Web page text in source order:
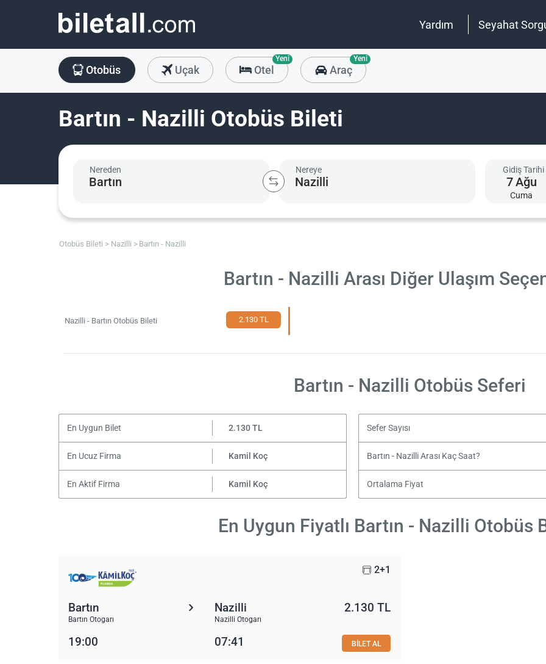
Yardım Seyahat
Otobüs Uçak Otel
Yeni
Araç
Yeni
Bartın - Nazilli Otobüs Bileti
Nereden Nereye Gidiş Tarihi
7Ağu
Cuma
Otobüs Bileti Nazilli Bartın - Nazilli
Bartın - Nazilli Arası Diğer Ulaşım
Nazilli - Bartın Otobüs Bileti 2.130 TL
Bartın - Nazilli Otobüs Seferi
En Uygun Bilet 2.130 TL Sefer Sayısı
En Ucuz Firma Kamil Koç Bartın - Nazilli Arası Kaç Saat?
En Aktif Firma Kamil Koç Ortalama Fiyat
En Uygun Fiyatlı Bartın - Nazilli Otobüs
2+1
Bartın
Bartın Otogarı
Nazilli
Nazilli Otogarı
2.130 TL
19:00 07:41 BİLET AL